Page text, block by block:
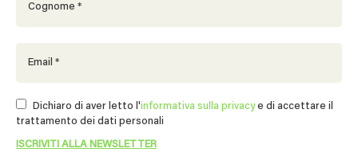
Dichiaro di aver letto l'informativa sulla privacye di accettare il
trattamento dei dati personali